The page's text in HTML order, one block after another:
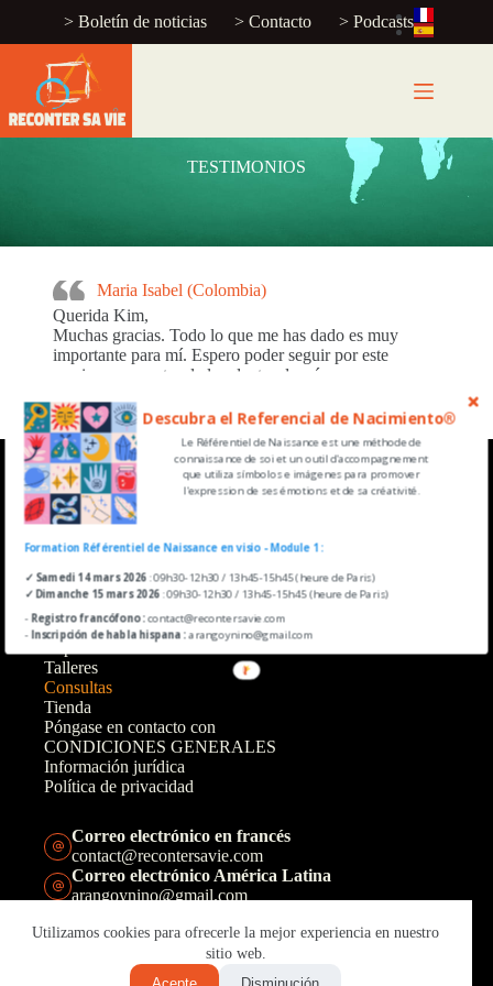
Utilizamos cookies para ofrecerle la mejor experiencia en nuestro
sitio web.
> Boletín de noticias > Contacto > Podcasts
TESTIMONIOS
Maria Isabel (Colombia)
Querida Kim,
Muchas gracias. Todo lo que me has dado es muy
importante para mí. Espero poder seguir por este
camino y encontrar la luz dentro de mí.
BIENVENIDA
de mi historia
Capacitaciónes
Talleres
Consultas
Tienda
Póngase en contacto con
CONDICIONES GENERALES
Información jurídica
Política de privacidad
Correo electrónico en francés
contact@recontersavie.com
Correo electrónico América Latina
arangoynino@gmail.com
+33(0)6 67 46 19 00
Teléfono América Latina
+57 311 2891224
Descubra el Referencial de Nacimiento®
Le Référentiel de Naissance est une méthode de
connaissance de soi et un outil d'accompagnement
que utiliza símbolos e imágenes para promover
l'expression de ses émotions et de sa créativité.
Formation Référentiel de Naissance en visio - Module 1 :
✓ Samedi 14 mars 2026 : 09h30-12h30 / 13h45-15h45 (heure de Paris)
✓ Dimanche 15 mars 2026 : 09h30-12h30 / 13h45-15h45 (heure de Paris)
-Registro francófono :contact@recontersavie.com
-Inscripción de habla hispana :arangoynino@gmail.com